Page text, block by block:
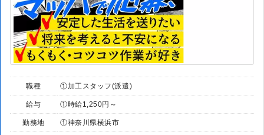
職種 ①加工スタッフ(派遣)
給与 ①時給1,250円～
勤務地 ①神奈川県横浜市